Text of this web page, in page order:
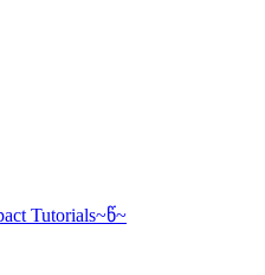
Tutorials~წ~